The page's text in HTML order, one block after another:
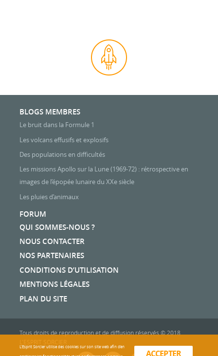
BLOGS MEMBRES
Le bruit dans la Formule 1
Les volcans effusifs et explosifs
Des populations en difficultés
Les missions Apollo sur la Lune (1969-72) : rétrospective en
images de l’épopée lunaire du XXe siècle
Les pluies d’animaux
FORUM
QUI SOMMES-NOUS ?
NOUS CONTACTER
NOS PARTENAIRES
CONDITIONS D’UTILISATION
MENTIONS LÉGALES
PLAN DU SITE
Tous droits de reproduction et de diffusion réservés © 2018
ACCEPTER
L'Esprit Sorcier utilise des cookies sur son site web afin d’en